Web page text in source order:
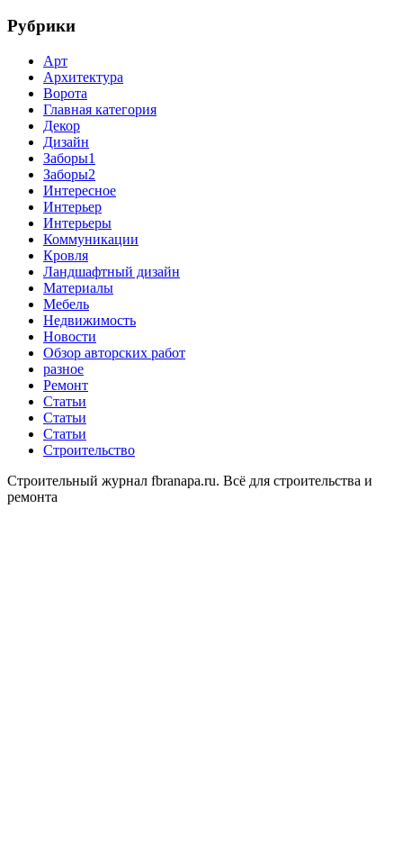
Рубрики
Арт
Архитектура
Ворота
Главная категория
Декор
Дизайн
Заборы1
Заборы2
Интересное
Интерьер
Интерьеры
Коммуникации
Кровля
Ландшафтный дизайн
Материалы
Мебель
Недвижимость
Новости
Обзор авторских работ
разное
Ремонт
Статьи
Статьи
Статьи
Строительство
Строительный журнал fbranapa.ru. Всё для строительства и
ремонта